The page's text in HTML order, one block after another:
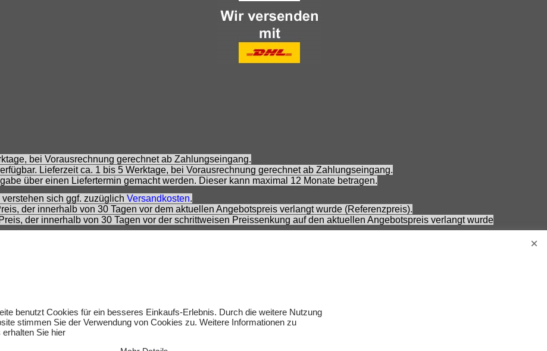
bei Vorausrechnung gerechnet ab Zahlungseingang.
Lieferzeit ca. 1 bis 5 Werktage, bei Vorausrechnung gerechnet ab Zahlungseingang.
über einen Liefertermin gemacht werden. Dieser kann maximal 12 Monate betragen.
sich ggf. zuzüglich Versandkosten.
der innerhalb von 30 Tagen vor dem aktuellen Angebotspreis verlangt wurde (Referenzpreis).
der innerhalb von 30 Tagen vor der schrittweisen Preissenkung auf den aktuellen Angebotspreis verlangt wurde
benutzt Cookies für ein besseres Einkaufs-Erlebnis. Durch die weitere Nutzung
stimmen Sie der Verwendung von Cookies zu. Weitere Informationen zu
Sie hier